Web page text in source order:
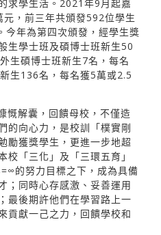
求學生活。2021年9月起嘉
，前三年共頒發592位學生
今年為第四次頒發，經學生獎
生學士班及碩博士班新生50
生碩博士班新生7名，每名
生136名，每名獲5萬或2.5
慨解囊，回饋母校，不僅造
的向心力，是校訓「樸實剛
勵獲獎學生，更進一步地超
「三化」及「三環五育」
的努力目標之下，成為具備
；同時心存感激、妥善運用
最後期許他們在學習路上一
貢獻一己之力，回饋學校和